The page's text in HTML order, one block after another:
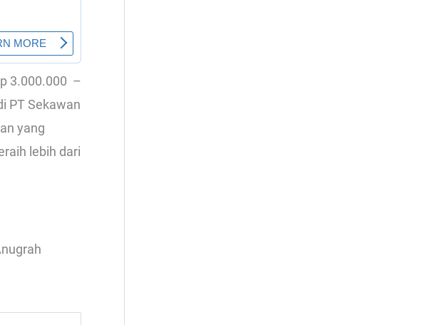
3.000.000 –
PT Sekawan
yang
lebih dari